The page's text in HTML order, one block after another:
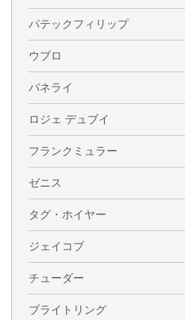
パテックフィリップ
ウブロ
パネライ
ロジェ デュブイ
フランクミュラー
ゼニス
タグ・ホイヤー
ジェイコブ
チューダー
ブライトリング